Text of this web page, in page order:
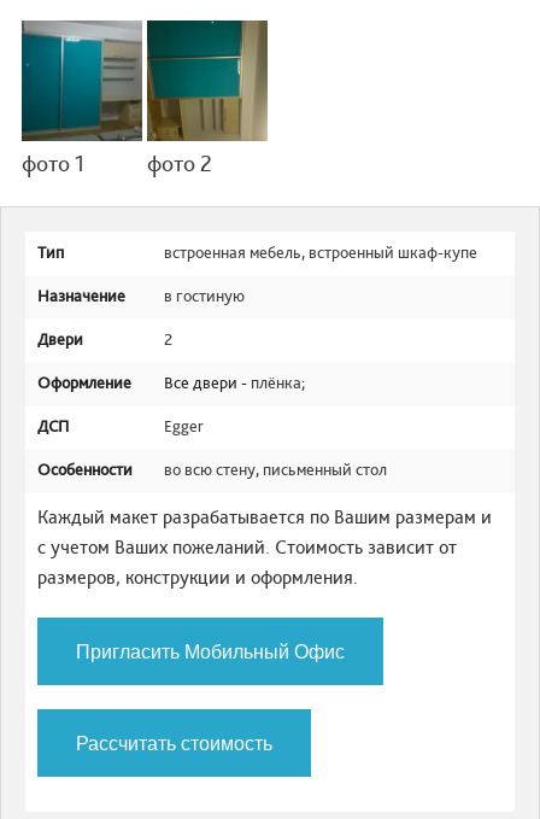
фото 1 фото 2
Тип встроенная мебель, встроенный шкаф-купе
Назначение в гостиную
Двери 2
Оформление Все двери - плёнка;
ДСП Egger
Особенности во всю стену, письменный стол
Каждый макет разрабатывается по Вашим размерам и
с учетом Ваших пожеланий. Стоимость зависит от
размеров, конструкции и оформления.
Пригласить Мобильный Офис
Рассчитать стоимость